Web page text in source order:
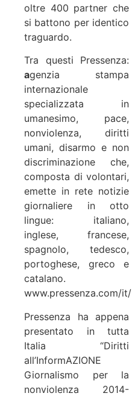
oltre 400 partner che
si battono per identico
traguardo.
Tra questi Pressenza:
agenzia stampa
internazionale
specializzata in
umanesimo, pace,
nonviolenza, diritti
umani, disarmo e non
discriminazione che,
composta di volontari,
emette in rete notizie
giornaliere in otto
lingue: italiano,
inglese, francese,
spagnolo, tedesco,
portoghese, greco e
catalano.
www.pressenza.com/it/
Pressenza ha appena
presentato in tutta
Italia “Diritti
all’InformAZIONE
Giornalismo per la
nonviolenza 2014-